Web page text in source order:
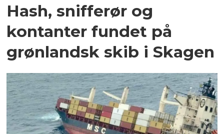
Hash, snifferør og
kontanter fundet på
grønlandsk skib i Skagen